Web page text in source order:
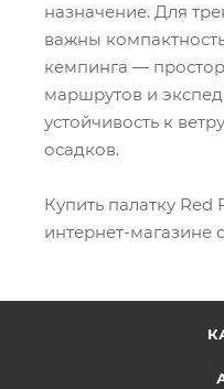
назначение. Для
важны
кемпинга —
маршрутов и
устойчивость к
осадков.
Купить палатку
интернет-магазине